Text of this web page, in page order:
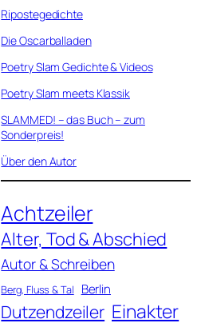
Ripostegedichte
Die Oscarballaden
Poetry Slam Gedichte & Videos
Poetry Slam meets Klassik
SLAMMED! – das Buch – zum
Sonderpreis!
Über den Autor
Achtzeiler
Alter, Tod & Abschied
Autor & Schreiben
Berg, Fluss & Tal Berlin
Dutzendzeiler Einakter